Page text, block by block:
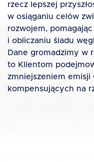
rzecz lepszej
w osiąganiu celów
rozwojem,
i obliczaniu śladu
Dane gromadzimy w
to Klientom
zmniejszeniem emisji
kompensujących na